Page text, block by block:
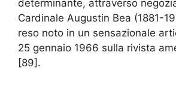
determinante, attraverso
Cardinale Augustin Bea (1881-
reso noto in un sensazionale
25 gennaio 1966 sulla rivista
[89].